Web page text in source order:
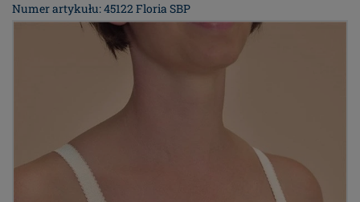
Numer artykułu: 45122 Floria SBP